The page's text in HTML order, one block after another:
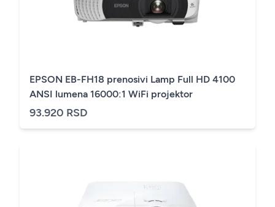
EPSON EB-FH18 prenosivi Lamp Full HD 4100
ANSI lumena 16000:1 WiFi projektor
93.920 RSD